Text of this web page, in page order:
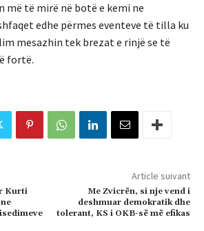
më të mirë në botë e kemi ne
edhe përmes eventeve të tilla ku
mesazhin tek brezat e rinjë se të
fortë.
Kurti
Article suivant
Me Zvicrën, si nje vend i
deshmuar demokratik dhe
tolerant, KS i OKB-së më efikas